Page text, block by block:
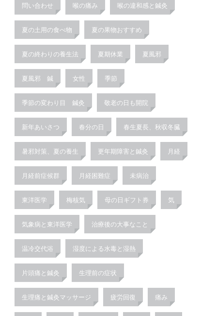
問い合わせ 喉の痛み 喉の違和感と鍼灸
夏の土用の食べ物 夏の果物おすすめ
夏の終わりの養生法 夏期休業 夏風邪
夏風邪 鍼 女性 季節
季節の変わり目 鍼灸 敬老の日も開院
新年あいさつ 春分の日 春生夏長、秋収冬臓
暑邪対策、夏の養生 更年期障害と鍼灸 月経
月経前症候群 月経困難症 未病治
東洋医学 梅核気 母の日ギフト券 気
気象病と東洋医学 治療後の大事なこと
温冷交代浴 湿度による水毒と湿熱
片頭痛と鍼灸 生理前の症状
生理痛と鍼灸マッサージ 疲労回復 痛み